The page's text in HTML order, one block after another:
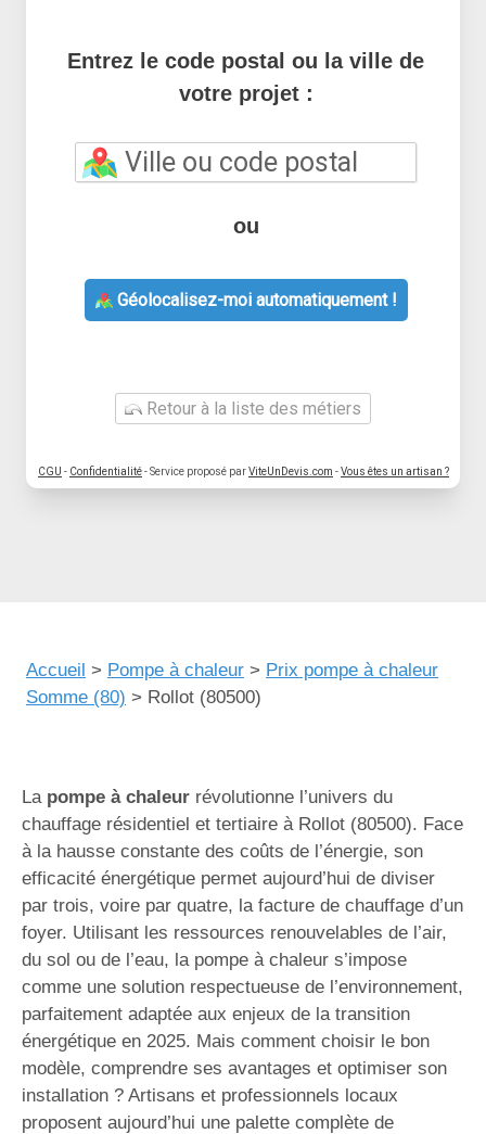
Entrez le code postal ou la ville de
votre projet :
ou
Géolocalisez-moi automatiquement !
Retour à la liste des métiers
CGU - Confidentialité- Service proposé parViteUnDevis.com -Vous êtes un artisan ?
Accueil > Pompe à chaleur > Prix pompe à chaleur
Somme (80) > Rollot (80500)
La pompe à chaleur révolutionne l’univers du
chauffage résidentiel et tertiaire à Rollot (80500). Face
à la hausse constante des coûts de l’énergie, son
efficacité énergétique permet aujourd’hui de diviser
par trois, voire par quatre, la facture de chauffage d’un
foyer. Utilisant les ressources renouvelables de l’air,
du sol ou de l’eau, la pompe à chaleur s’impose
comme une solution respectueuse de l’environnement,
parfaitement adaptée aux enjeux de la transition
énergétique en 2025. Mais comment choisir le bon
modèle, comprendre ses avantages et optimiser son
installation ? Artisans et professionnels locaux
proposent aujourd’hui une palette complète de